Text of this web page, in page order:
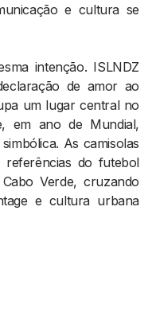
e cultura se
intenção. ISLNDZ
de amor ao
um lugar central no
em ano de Mundial,
As camisolas
referências do futebol
Verde, cruzando
e cultura urbana